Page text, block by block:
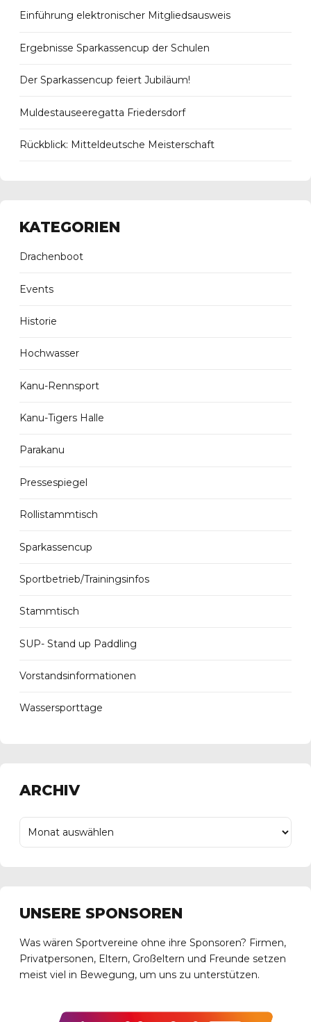
Einführung elektronischer Mitgliedsausweis
Ergebnisse Sparkassencup der Schulen
Der Sparkassencup feiert Jubiläum!
Muldestauseeregatta Friedersdorf
Rückblick: Mitteldeutsche Meisterschaft
KATEGORIEN
Drachenboot
Events
Historie
Hochwasser
Kanu-Rennsport
Kanu-Tigers Halle
Parakanu
Pressespiegel
Rollistammtisch
Sparkassencup
Sportbetrieb/Trainingsinfos
Stammtisch
SUP- Stand up Paddling
Vorstandsinformationen
Wassersporttage
ARCHIV
UNSERE SPONSOREN
Was wären Sportvereine ohne ihre Sponsoren? Firmen,
Privatpersonen, Eltern, Großeltern und Freunde setzen
meist viel in Bewegung, um uns zu unterstützen.